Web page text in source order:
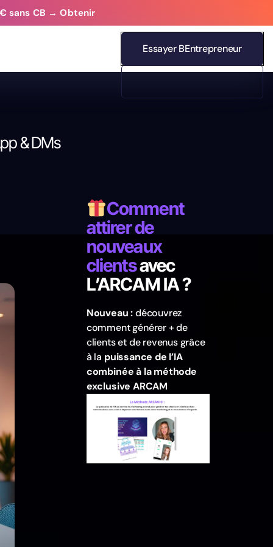
sans CB → Obtenir
Essayer BEntrepreneur
& DMs
Comment
attirer de
nouveaux
clientsavec
L’ARCAM IA ?
Nouveau :découvrez
comment générer + de
clients et de revenus grâce
à la puissance de l’IA
combinée à la méthode
exclusive ARCAM